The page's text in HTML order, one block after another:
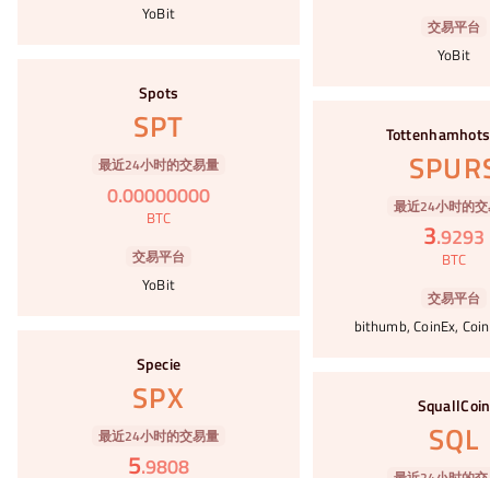
YoBit
交易平台
YoBit
Spots
SPT
最近24小时的交易量
0.00000000
BTC
交易平台
YoBit
最近24小时的
3.9293
BTC
交易平台
bithumb, CoinEx,
Specie
SPX
最近24小时的交易量
5.9808
SquallCoin
SQL